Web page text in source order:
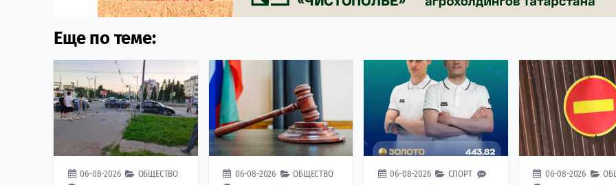
Еще по теме:
06-08-2026 ОБЩЕСТВО 06-08-2026 ОБЩЕСТВО 06-08-2026 СПОРТ 06-08-2026